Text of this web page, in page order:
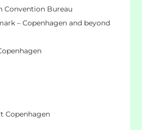
Convention Bureau
– Copenhagen and beyond
Copenhagen